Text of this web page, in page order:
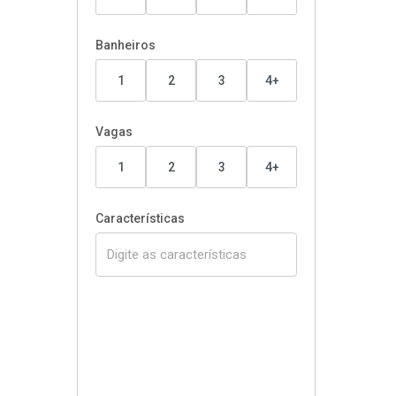
Banheiros
1 2 3 4+
Vagas
1 2 3 4+
Características